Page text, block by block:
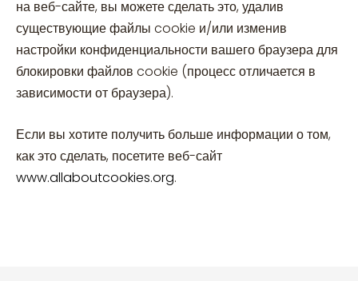
на веб-сайте, вы можете сделать это, удалив
существующие файлы cookie и/или изменив
настройки конфиденциальности вашего браузера для
блокировки файлов cookie (процесс отличается в
зависимости от браузера).
Если вы хотите получить больше информации о том,
как это сделать, посетите веб-сайт
www.allaboutcookies.org.